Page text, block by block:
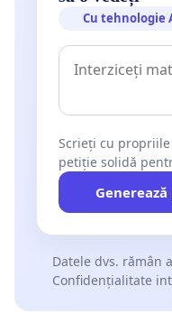
Cu tehnologie
Scrieți cu
petiție solidă
Datele dvs. rămân
Confidențialitate